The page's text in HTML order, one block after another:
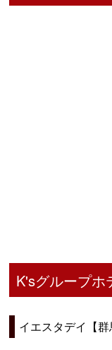
K'sグループホ
イエスタデイ【